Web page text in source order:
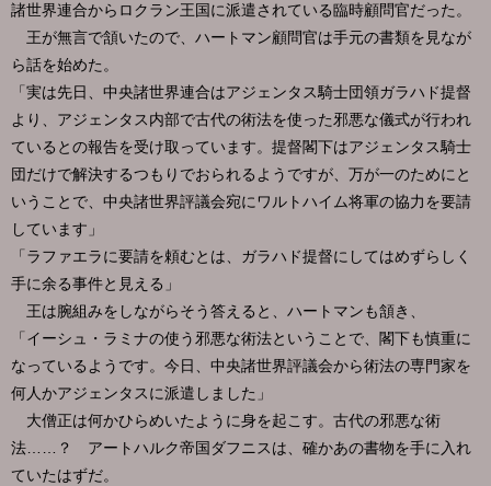
諸世界連合からロクラン王国に派遣されている臨時顧問官だった。
王が無言で頷いたので、ハートマン顧問官は手元の書類を見なが
ら話を始めた。
「実は先日、中央諸世界連合はアジェンタス騎士団領ガラハド提督
より、アジェンタス内部で古代の術法を使った邪悪な儀式が行われ
ているとの報告を受け取っています。提督閣下はアジェンタス騎士
団だけで解決するつもりでおられるようですが、万が一のためにと
いうことで、中央諸世界評議会宛にワルトハイム将軍の協力を要請
しています」
「ラファエラに要請を頼むとは、ガラハド提督にしてはめずらしく
手に余る事件と見える」
王は腕組みをしながらそう答えると、ハートマンも頷き、
「イーシュ・ラミナの使う邪悪な術法ということで、閣下も慎重に
なっているようです。今日、中央諸世界評議会から術法の専門家を
何人かアジェンタスに派遣しました」
大僧正は何かひらめいたように身を起こす。古代の邪悪な術
法……？ アートハルク帝国ダフニスは、確かあの書物を手に入れ
ていたはずだ。